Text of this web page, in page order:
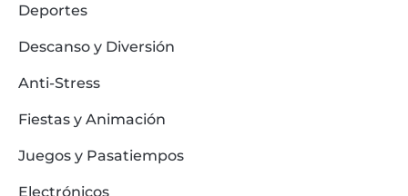
Deportes
Descanso y Diversión
Anti-Stress
Fiestas y Animación
Juegos y Pasatiempos
Electrónicos